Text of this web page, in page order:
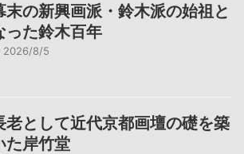
末の新興画派・鈴木派の始祖と
った鈴木百年
2026/8/5
老として近代京都画壇の礎を築
た岸竹堂